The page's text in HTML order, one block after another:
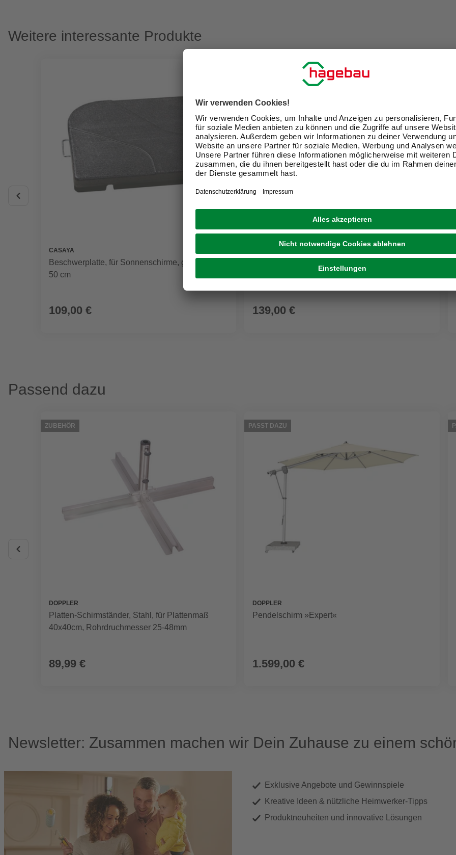
Weitere interessante Produkte
CASAYA
Beschwerplatte, für Sonnenschirme, grau, Länge:
50 cm
109,00 € 139,00 €
Passend dazu
ZUBEHÖR
DOPPLER
Platten-Schirmständer, Stahl, für Plattenmaß
40x40cm, Rohrdruchmesser 25-48mm
89,99 €
PASST DAZU
DOPPLER
Pendelschirm »Expert«
1.599,00 €
Newsletter: Zusammen machen wir Dein Zuhause zu einem
Exklusive Angebote und Gewinnspiele
Kreative Ideen & nützliche Heimwerker-Tipps
Produktneuheiten und innovative Lösungen